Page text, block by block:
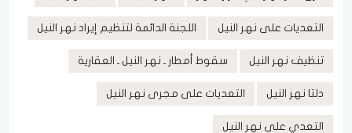
التعديات على نهر النيل اللجنة الدائمة لتنظيم إيراد نهر النيل
تنظيف نهر النيل سقوط أمطار ـ نهر النيل ـ العقارية
دلتا نهر النيل التعديات على مجرى نهر النيل
التعدي على نهر النيل